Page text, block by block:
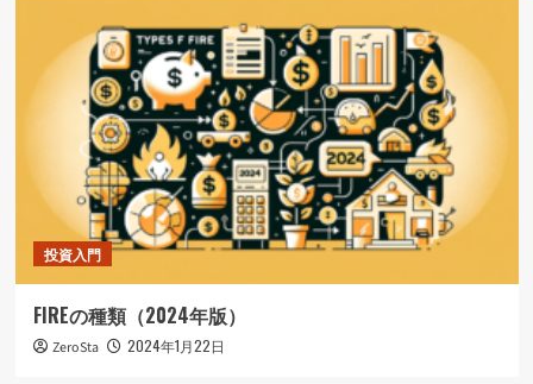
投資入門
FIREの種類（2024年版）
ZeroSta 2024年1月22日